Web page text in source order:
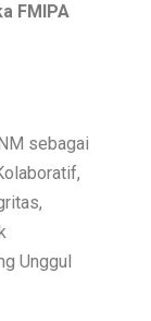
FMIPA
sebagai
Unggul